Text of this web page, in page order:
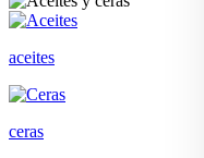
aceites
ceras